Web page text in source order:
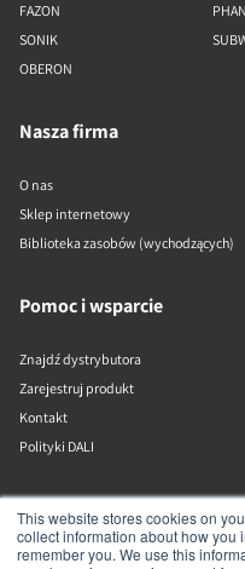
This website stores cookies on
collect information about how you
remember you. We use this
FAZON
SONIK
OBERON
Nasza firma
O nas
Sklep internetowy
Biblioteka zasobów (wychodzących)
Pomoc i wsparcie
Znajdź dystrybutora
Zarejestruj produkt
Kontakt
Polityki DALI
DALI A/S
Dali Allé 1